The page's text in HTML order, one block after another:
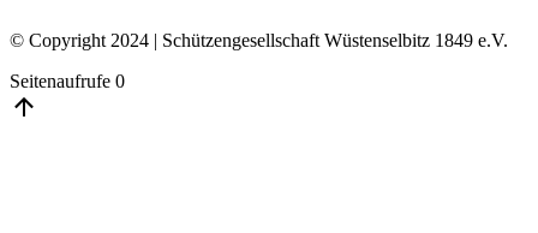
© Copyright 2024 | Schützengesellschaft Wüstenselbitz 1849 e.V.
Seitenaufrufe 0